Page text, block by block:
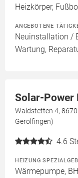
Heizkörper,
ANGEBOTENE
Neuinstallation /
Wartung,
Solar-Power
Waldstetten 4,
Gerolfingen)
4.6
HEIZUNG
Wärmepumpe,